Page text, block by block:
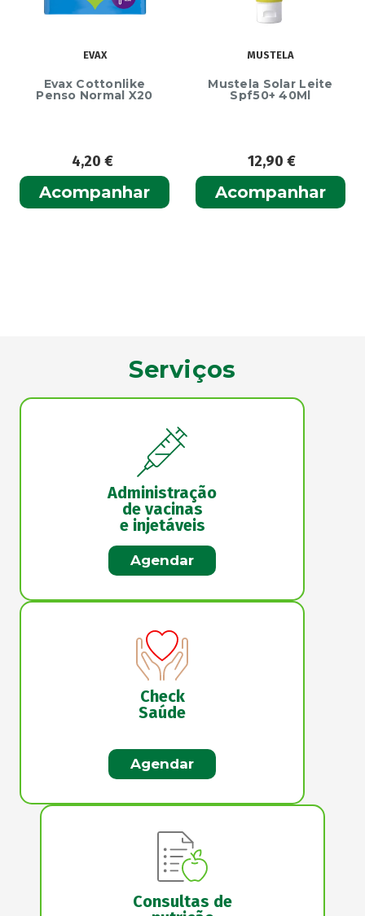
EVAX
Evax Cottonlike
Penso Normal X20
4,20€
Acompanhar
MUSTELA
Mustela Solar Leite
Spf50+ 40Ml
12,90€
Acompanhar
Serviços
Administração
de vacinas
e injetáveis
Agendar
Check
Saúde
Agendar
Consultas de